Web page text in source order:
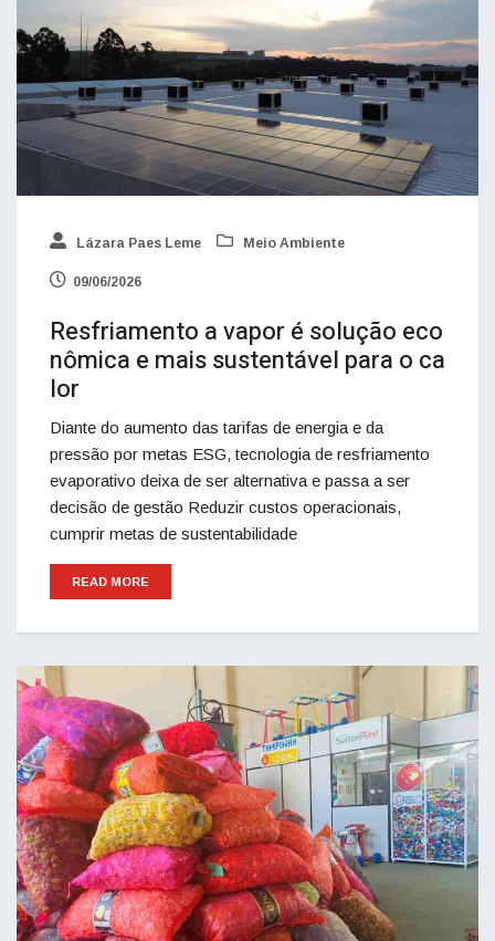
Lázara Paes Leme Meio Ambiente
09/06/2026
Resfriamento a vapor é solução eco
nômica e mais sustentável para o ca
lor
Diante do aumento das tarifas de energia e da
pressão por metas ESG, tecnologia de resfriamento
evaporativo deixa de ser alternativa e passa a ser
decisão de gestão Reduzir custos operacionais,
cumprir metas de sustentabilidade
READ MORE